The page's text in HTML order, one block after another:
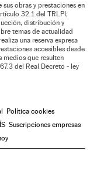
obras y prestaciones en
32.1 del TRLPI;
distribución y
temas de actualidad
una reserva expresa
accesibles desde
medios que resulten
del Real Decreto - ley
Política cookies
Suscripciones empresas